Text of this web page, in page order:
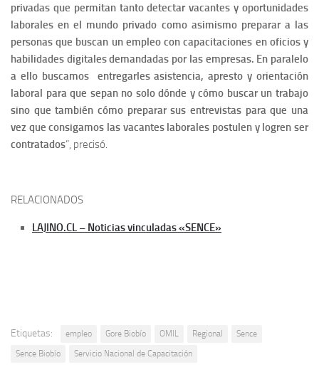
privadas que permitan tanto detectar vacantes y oportunidades
laborales en el mundo privado como asimismo preparar a las
personas que buscan un empleo con capacitaciones en oficios y
habilidades digitales demandadas por las empresas. En paralelo
a ello buscamos entregarles asistencia, apresto y orientación
laboral para que sepan no solo dónde y cómo buscar un trabajo
sino que también cómo preparar sus entrevistas para que una
vez que consigamos las vacantes laborales postulen y logren ser
contratados”, precisó.
RELACIONADOS
LAJINO.CL – Noticias vinculadas «SENCE»
Etiquetas: empleo Gore Biobío OMIL Regional
Sence
Sence Biobío
Servicio Nacional de Capacitación